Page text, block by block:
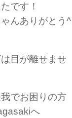
です！
んありがとう^
目が離せませ
でお困りの方
へ